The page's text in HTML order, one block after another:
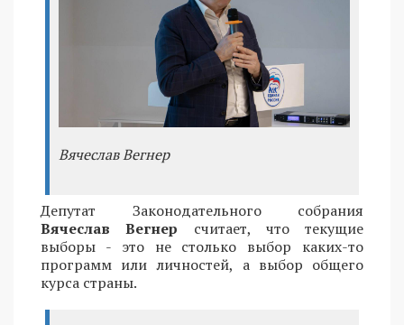
Вячеслав Вегнер
Депутат Законодательного собрания
Вячеслав Вегнер считает, что текущие
выборы - это не столько выбор каких-то
программ или личностей, а выбор общего
курса страны.